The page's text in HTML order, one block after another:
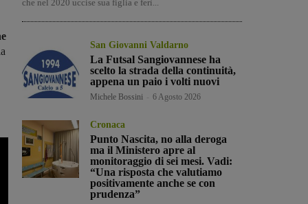
che nel 2020 uccise sua figlia e ferì...
San Giovanni Valdarno
La Futsal Sangiovannese ha
scelto la strada della continuità,
appena un paio i volti nuovi
Michele Bossini 6 Agosto 2026
Cronaca
Punto Nascita, no alla deroga
ma il Ministero apre al
monitoraggio di sei mesi. Vadi:
“Una risposta che valutiamo
positivamente anche se con
prudenza”